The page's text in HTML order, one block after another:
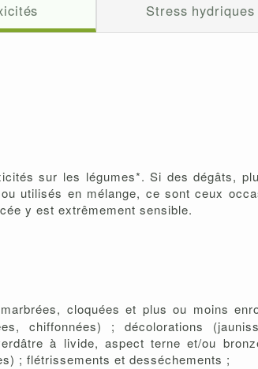
Stress hydriques
sur les légumes*. Si des dégâts,
utilisés en mélange, ce sont ceux
y est extrêmement sensible.
cloquées et plus ou moins
chiffonnées) ; décolorations
à livide, aspect terne et/ou
; flétrissements et desséchements ;